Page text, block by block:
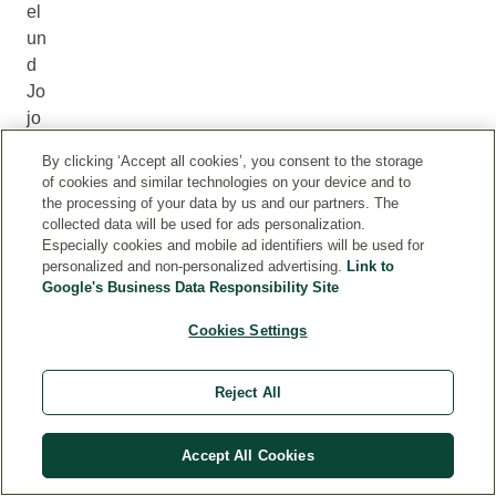
el
un
d
Jo
jo
öl.
WELEDA RASURPFLEGEPRODUKTE
By clicking ‘Accept all cookies’, you consent to the storage
of cookies and similar technologies on your device and to
the processing of your data by us and our partners. The
collected data will be used for ads personalization.
Especially cookies and mobile ad identifiers will be used for
personalized and non-personalized advertising. Link to
Google's Business Data Responsibility Site
Cookies Settings
Reject All
Accept All Cookies